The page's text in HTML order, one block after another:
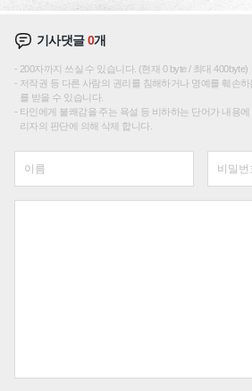
기사댓글0개
200자까지 쓰실 수 있습니다. (현재 0 byte / 최대 400byte)
저작권 등 다른 사람의 권리를 침해하거나 명예를 훼손
를 받을 수 있습니다.
타인에게 불쾌감을 주는 욕설 등 비하하는 단어가 내용
리자의 판단에 의해 삭제 합니다.